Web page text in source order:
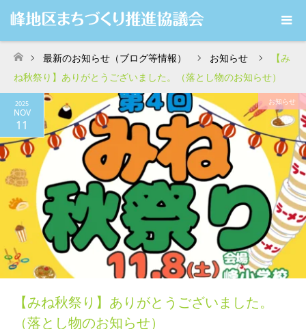
ホーム
最新のお知らせ（ブログ等情報） お知らせ
【み
ね秋祭り】ありがとうございました。（落とし物のお知らせ）
2025
NOV
11
お知らせ
【みね秋祭り】ありがとうございました。
（落とし物のお知らせ）